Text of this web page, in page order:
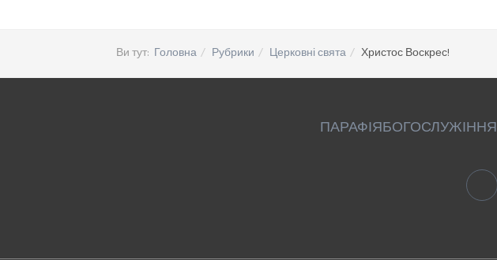
Ви тут: Головна Рубрики Церковні свята Христос Воскрес!
ПАРАФІЯБОГОСЛУЖІННЯ